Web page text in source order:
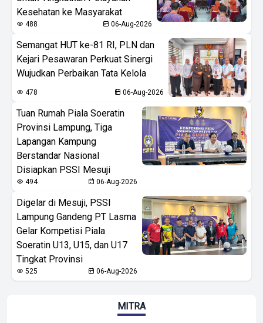
Kesehatan ke Masyarakat
488 06-Aug-2026
Semangat HUT ke-81 RI, PLN dan
Kejari Pesawaran Perkuat Sinergi
Wujudkan Perbaikan Tata Kelola
478 06-Aug-2026
Tuan Rumah Piala Soeratin
Provinsi Lampung, Tiga
Lapangan Kampung
Berstandar Nasional
Disiapkan PSSI Mesuji
494 06-Aug-2026
Digelar di Mesuji, PSSI
Lampung Gandeng PT Lasma
Gelar Kompetisi Piala
Soeratin U13, U15, dan U17
Tingkat Provinsi
525 06-Aug-2026
MITRA